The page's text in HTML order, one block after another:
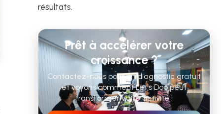
résultats.
Prêt à accélérer votre
croissance ?
Contactez-nous pour un diagnostic gratuit
et voyons comment Let's Doo peut
transformer votre activité !